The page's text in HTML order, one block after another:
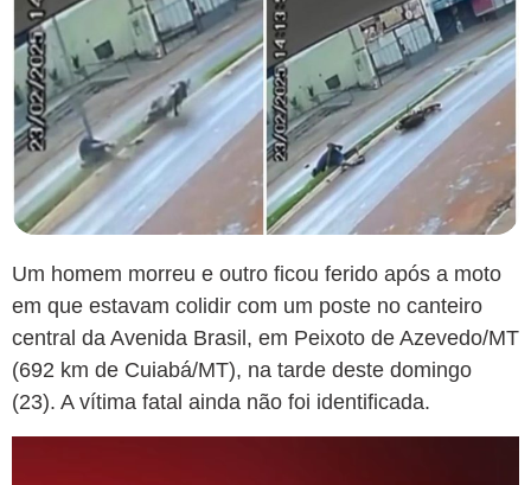
Um homem morreu e outro ficou ferido após a moto
em que estavam colidir com um poste no canteiro
central da Avenida Brasil, em Peixoto de Azevedo/MT
(692 km de Cuiabá/MT), na tarde deste domingo
(23). A vítima fatal ainda não foi identificada.